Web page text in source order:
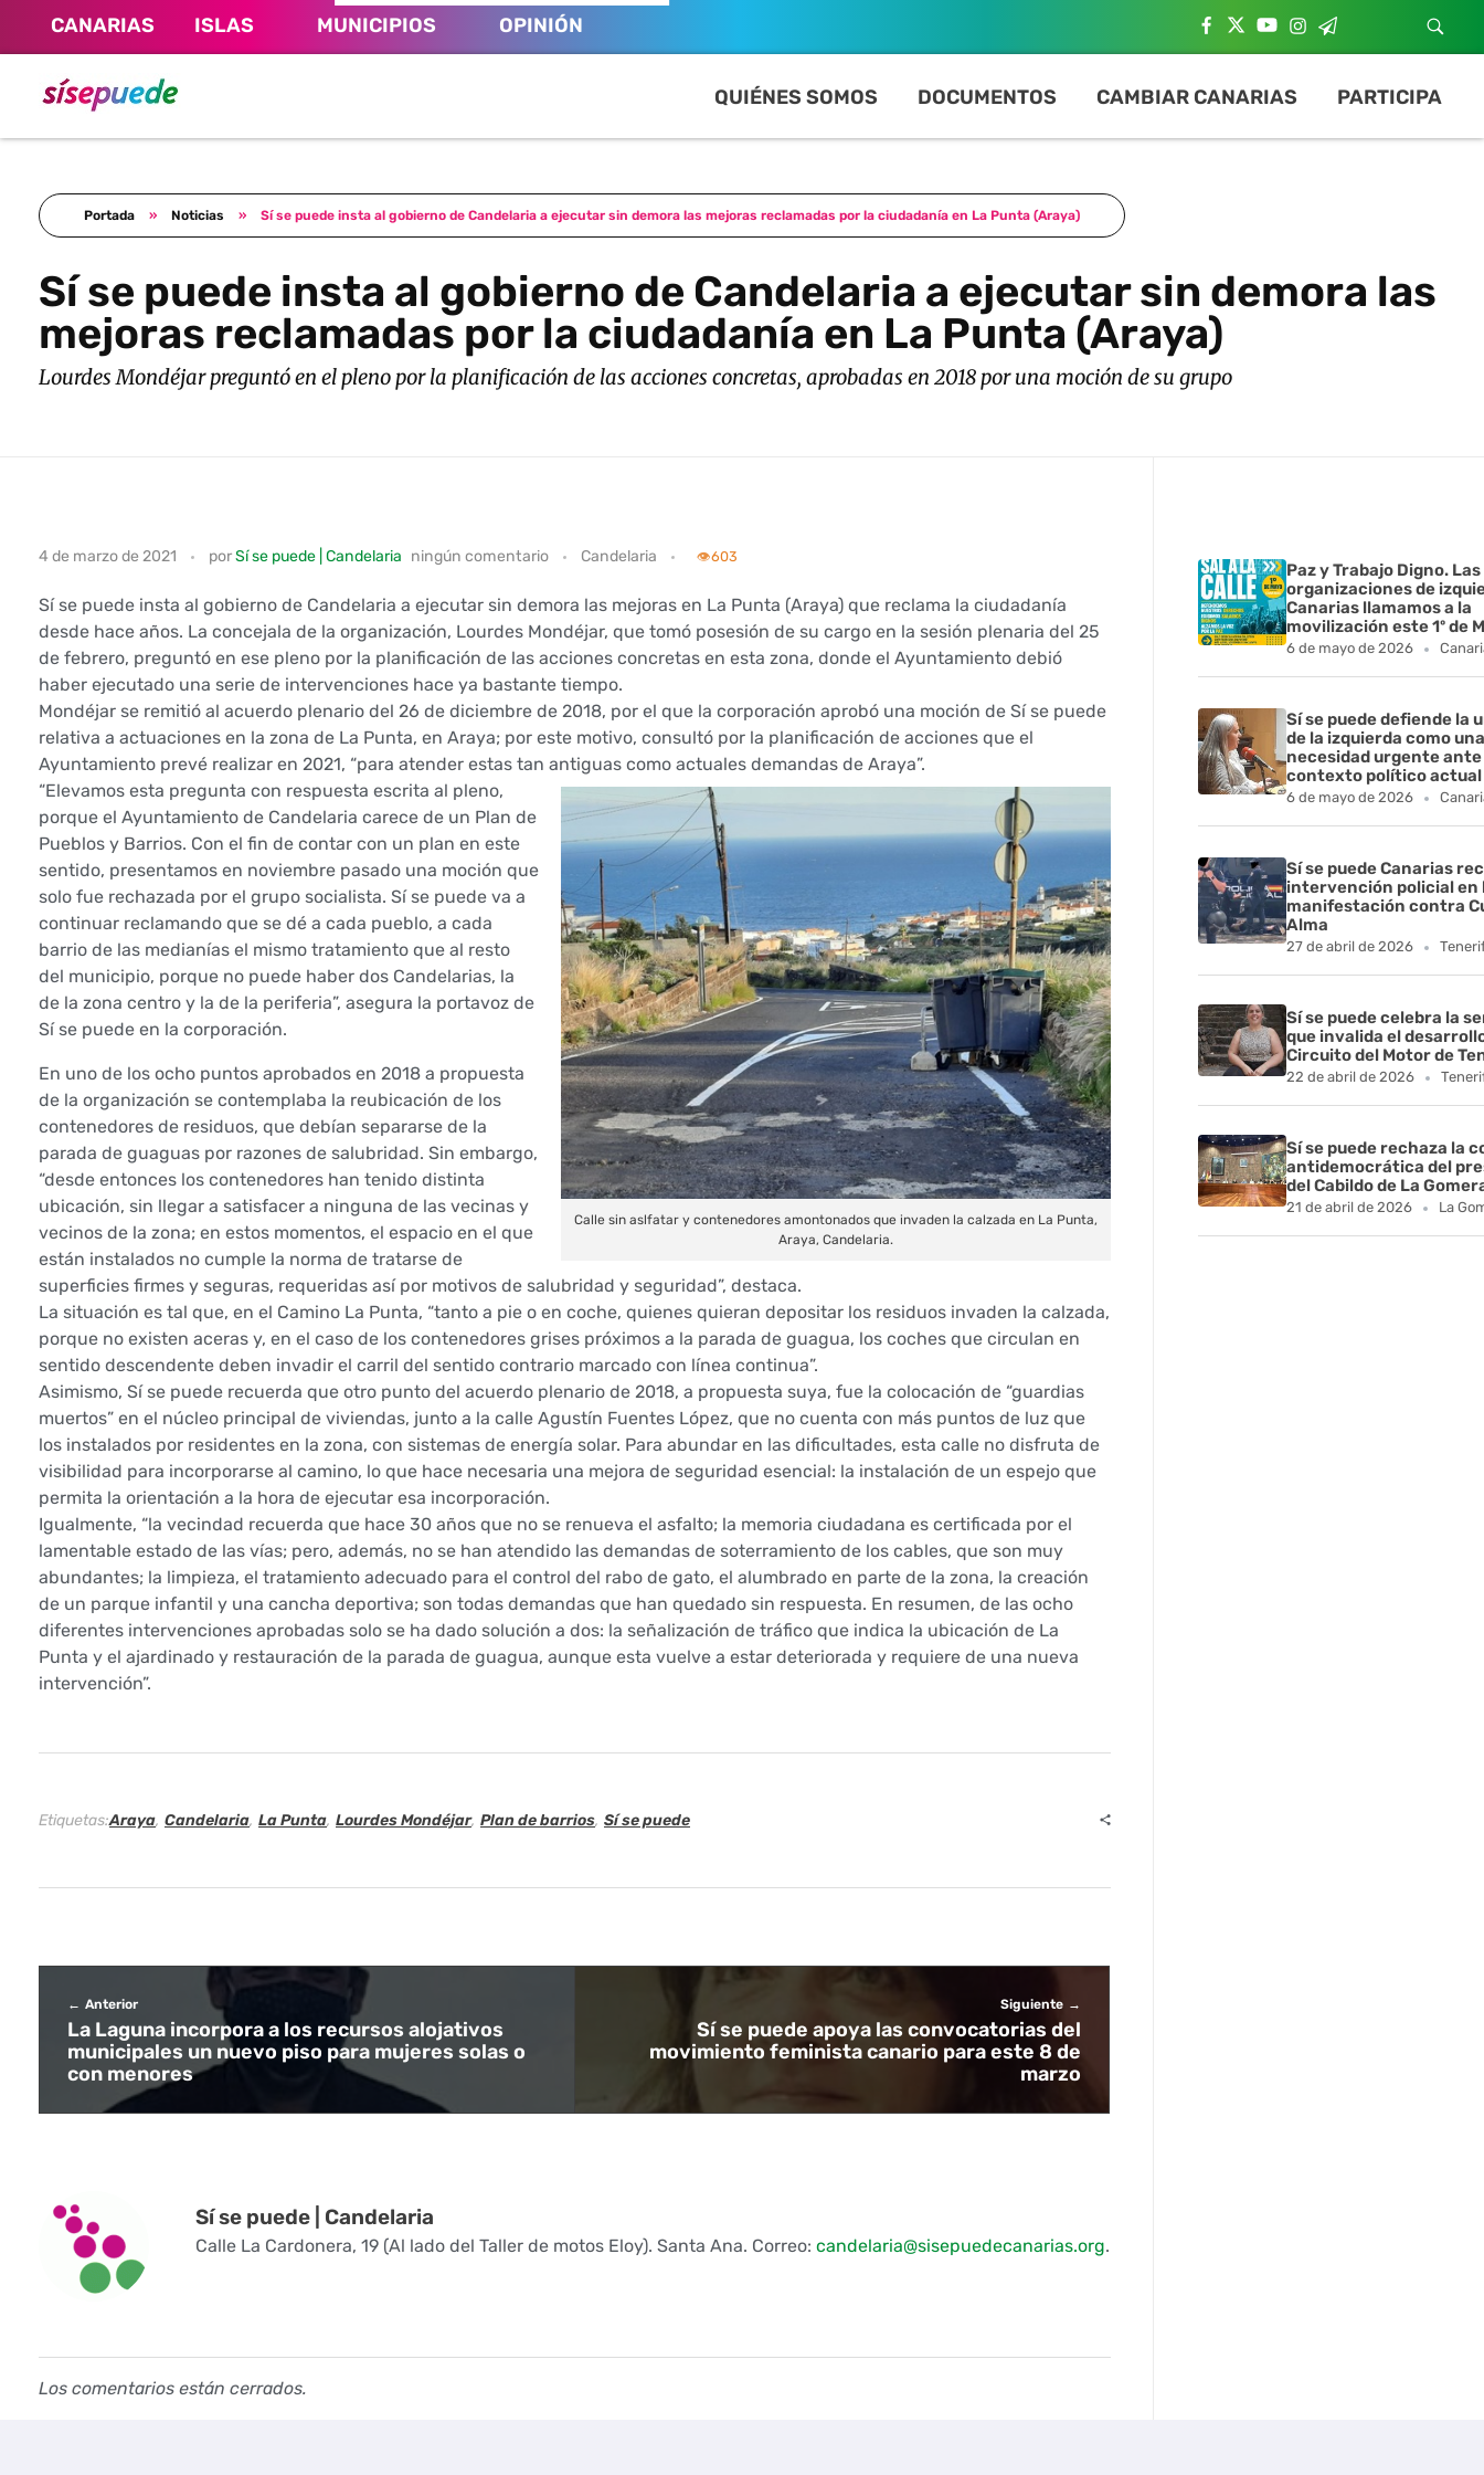
CANARIAS ISLAS MUNICIPIOS OPINIÓN
QUIÉNES SOMOS DOCUMENTOS CAMBIAR CANARIAS PARTICIPA
Portada » Noticias » Sí se puede insta al gobierno de Candelaria a ejecutar sin demora las mejoras reclamadas por la ciudadanía en La Punta (Araya)
Sí se puede insta al gobierno de Candelaria a ejecutar sin demora las
mejoras reclamadas por la ciudadanía en La Punta (Araya)
Lourdes Mondéjar preguntó en el pleno por la planificación de las acciones concretas, aprobadas en 2018 por una moción de su grupo
S
í
s
e
p
u
e
d
e
i
n
t
a
a
l
g
o
b
i
e
r
n
o
d
C
d
i
a
e
c
4 de marzo de 2021 porSí se puede | Candelaria ningún comentario Candelaria 👁️603
Sí se puede insta al gobierno de Candelaria a ejecutar sin demora las mejoras en La Punta (Araya) que reclama la ciudadanía
desde hace años. La concejala de la organización, Lourdes Mondéjar, que tomó posesión de su cargo en la sesión plenaria del 25
de febrero, preguntó en ese pleno por la planificación de las acciones concretas en esta zona, donde el Ayuntamiento debió
haber ejecutado una serie de intervenciones hace ya bastante tiempo.
Mondéjar se remitió al acuerdo plenario del 26 de diciembre de 2018, por el que la corporación aprobó una moción de Sí se puede
relativa a actuaciones en la zona de La Punta, en Araya; por este motivo, consultó por la planificación de acciones que el
Ayuntamiento prevé realizar en 2021, “para atender estas tan antiguas como actuales demandas de Araya”.
Calle sin aslfatar y contenedores amontonados que invaden la calzada en La Punta,
Araya, Candelaria.
“Elevamos esta pregunta con respuesta escrita al pleno,
porque el Ayuntamiento de Candelaria carece de un Plan de
Pueblos y Barrios. Con el fin de contar con un plan en este
sentido, presentamos en noviembre pasado una moción que
solo fue rechazada por el grupo socialista. Sí se puede va a
continuar reclamando que se dé a cada pueblo, a cada
barrio de las medianías el mismo tratamiento que al resto
del municipio, porque no puede haber dos Candelarias, la
de la zona centro y la de la periferia”, asegura la portavoz de
Sí se puede en la corporación.
En uno de los ocho puntos aprobados en 2018 a propuesta
de la organización se contemplaba la reubicación de los
contenedores de residuos, que debían separarse de la
parada de guaguas por razones de salubridad. Sin embargo,
“desde entonces los contenedores han tenido distinta
ubicación, sin llegar a satisfacer a ninguna de las vecinas y
vecinos de la zona; en estos momentos, el espacio en el que
están instalados no cumple la norma de tratarse de
superficies firmes y seguras, requeridas así por motivos de salubridad y seguridad”, destaca.
La situación es tal que, en el Camino La Punta, “tanto a pie o en coche, quienes quieran depositar los residuos invaden la calzada,
porque no existen aceras y, en el caso de los contenedores grises próximos a la parada de guagua, los coches que circulan en
sentido descendente deben invadir el carril del sentido contrario marcado con línea continua”.
Asimismo, Sí se puede recuerda que otro punto del acuerdo plenario de 2018, a propuesta suya, fue la colocación de “guardias
muertos” en el núcleo principal de viviendas, junto a la calle Agustín Fuentes López, que no cuenta con más puntos de luz que
los instalados por residentes en la zona, con sistemas de energía solar. Para abundar en las dificultades, esta calle no disfruta de
visibilidad para incorporarse al camino, lo que hace necesaria una mejora de seguridad esencial: la instalación de un espejo que
permita la orientación a la hora de ejecutar esa incorporación.
Igualmente, “la vecindad recuerda que hace 30 años que no se renueva el asfalto; la memoria ciudadana es certificada por el
lamentable estado de las vías; pero, además, no se han atendido las demandas de soterramiento de los cables, que son muy
abundantes; la limpieza, el tratamiento adecuado para el control del rabo de gato, el alumbrado en parte de la zona, la creación
de un parque infantil y una cancha deportiva; son todas demandas que han quedado sin respuesta. En resumen, de las ocho
diferentes intervenciones aprobadas solo se ha dado solución a dos: la señalización de tráfico que indica la ubicación de La
Punta y el ajardinado y restauración de la parada de guagua, aunque esta vuelve a estar deteriorada y requiere de una nueva
intervención”.
Etiquetas:Araya, Candelaria, La Punta, Lourdes Mondéjar, Plan de barrios, Sí se puede
Anterior
La Laguna incorpora a los recursos alojativos
municipales un nuevo piso para mujeres solas o
con menores
Siguiente
Sí se puede apoya las convocatorias del
movimiento feminista canario para este 8 de
marzo
Sí se puede | Candelaria
Calle La Cardonera, 19 (Al lado del Taller de motos Eloy). Santa Ana. Correo: candelaria@sisepuedecanarias.org.
Los comentarios están cerrados.
Paz y Trabajo Digno. Las
organizaciones de
Canarias llamamos a la
movilización este 1º de
6 de mayo de 2026
Sí se puede defiende la
de la izquierda como una
necesidad urgente ante
contexto político actual
6 de mayo de 2026
Sí se puede Canarias
intervención policial en
manifestación contra
Alma
27 de abril de 2026
Sí se puede celebra la
que invalida el
Circuito del Motor de
22 de abril de 2026
Sí se puede rechaza la
antidemocrática del
del Cabildo de La
21 de abril de 2026 La